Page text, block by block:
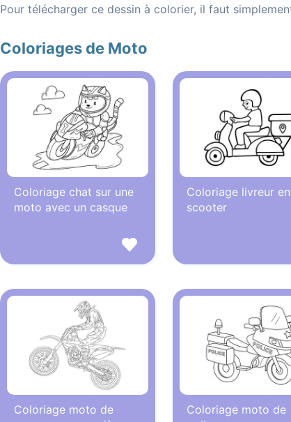
Pour télécharger ce dessin à colorier, il faut
Coloriages de Moto
Coloriage chat sur une
moto avec un casque
Coloriage livreur en
scooter
Coloriage moto de
Coloriage moto de